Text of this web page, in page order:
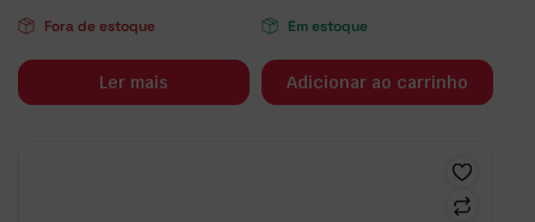
Fora de estoque
Ler mais
Em estoque
Adicionar ao carrinho